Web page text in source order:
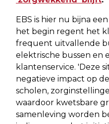
EBS is hier nu bijna
het begin regent het
frequent uitvallende
elektrische bussen en
klantenservice. 'Deze
negatieve impact op
scholen,
waardoor kwetsbare
samenleving worden